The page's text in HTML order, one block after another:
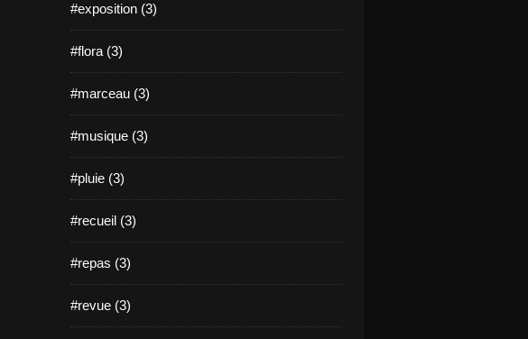
#exposition (3)
#flora (3)
#marceau (3)
#musique (3)
#pluie (3)
#recueil (3)
#repas (3)
#revue (3)